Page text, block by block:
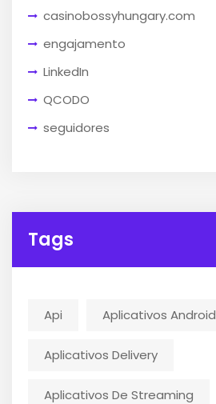
casinobossyhungary.com
engajamento
LinkedIn
QCODO
seguidores
Tags
Api Aplicativos Android
Aplicativos Delivery
Aplicativos De Streaming